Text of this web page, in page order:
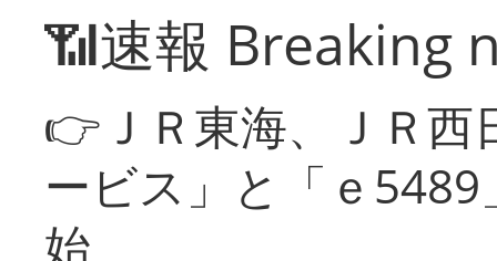
📶速報 Breaking
👉ＪＲ東海、ＪＲ
ービス」と「ｅ
始